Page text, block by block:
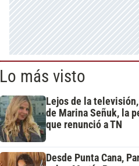
Lo más visto
Lejos de la
de Marina Señuk, la
que renunció a TN
Desde Punta Cana,